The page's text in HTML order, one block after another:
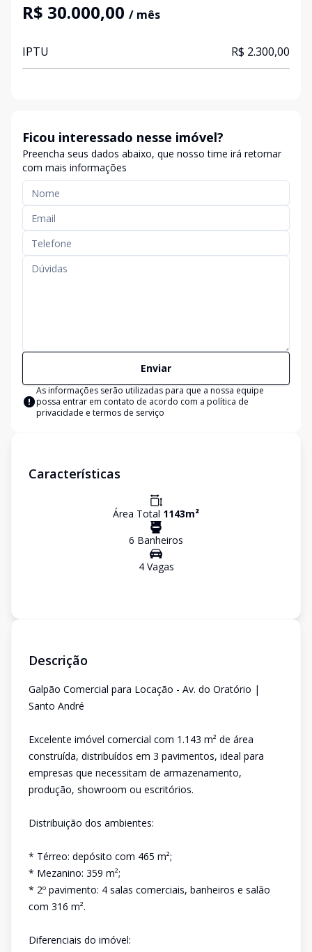
R$ 30.000,00 / mês
IPTU R$ 2.300,00
Ficou interessado nesse imóvel?
Preencha seus dados abaixo, que nosso time irá retornar
com mais informações
Enviar
As informações serão utilizadas para que a nossa equipe
possa entrar em contato de acordo com a política de
privacidade e termos de serviço
Características
Área Total 1143m²
6 Banheiros
4Vagas
Descrição
Galpão Comercial para Locação - Av. do Oratório |
Santo André
Excelente imóvel comercial com 1.143 m² de área
construída, distribuídos em 3 pavimentos, ideal para
empresas que necessitam de armazenamento,
produção, showroom ou escritórios.
Distribuição dos ambientes:
* Térreo: depósito com 465 m²;
* Mezanino: 359 m²;
* 2º pavimento: 4 salas comerciais, banheiros e salão
com 316 m².
Diferenciais do imóvel: